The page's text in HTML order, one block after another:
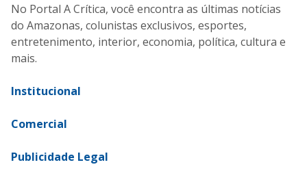
No Portal A Crítica, você encontra as últimas notícias
do Amazonas, colunistas exclusivos, esportes,
entretenimento, interior, economia, política, cultura e
mais.
Institucional
Comercial
Publicidade Legal